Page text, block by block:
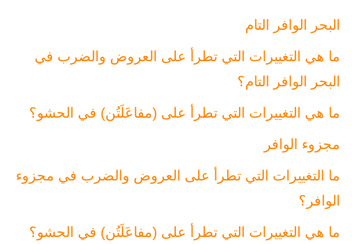
البحر الوافر التام
ما هي التغييرات التي تطرأ على العروض والضرب في
البحر الوافر التام؟
ما هي التغييرات التي تطرأ على (مفاعَلَتُن) في الحشو؟
مجزوء الوافر
ما التغييرات التي تطرأ على العروض والضرب في مجزوء
الوافر؟
ما هي التغييرات التي تطرأ على (مفاعَلَتُن) في الحشو؟